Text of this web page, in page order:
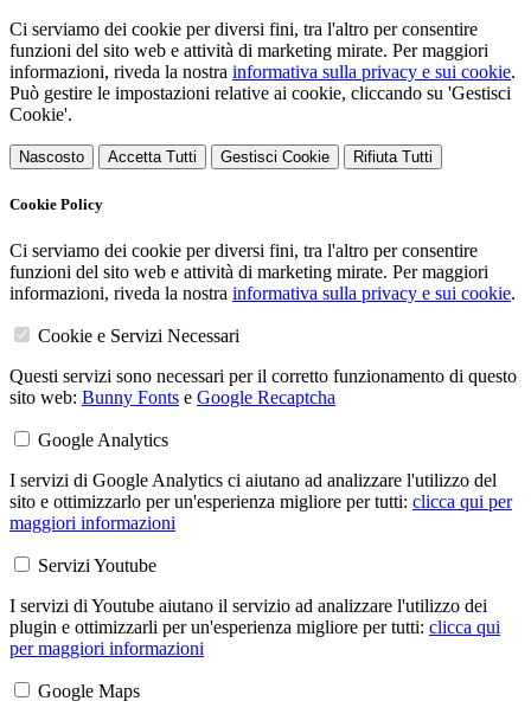
Ci serviamo dei cookie per diversi fini, tra l'altro per consentire
funzioni del sito web e attività di marketing mirate. Per maggiori
informazioni, riveda la nostra informativa sulla privacy e sui cookie.
Può gestire le impostazioni relative ai cookie, cliccando su 'Gestisci
Cookie'.
Nascosto Accetta Tutti Gestisci Cookie Rifiuta Tutti
Cookie Policy
Ci serviamo dei cookie per diversi fini, tra l'altro per consentire
funzioni del sito web e attività di marketing mirate. Per maggiori
informazioni, riveda la nostra informativa sulla privacy e sui cookie.
Cookie e Servizi Necessari
Questi servizi sono necessari per il corretto funzionamento di questo
sito web: Bunny Fonts e Google Recaptcha
Google Analytics
I servizi di Google Analytics ci aiutano ad analizzare l'utilizzo del
sito e ottimizzarlo per un'esperienza migliore per tutti: clicca qui per
maggiori informazioni
Servizi Youtube
I servizi di Youtube aiutano il servizio ad analizzare l'utilizzo dei
plugin e ottimizzarli per un'esperienza migliore per tutti: clicca qui
per maggiori informazioni
Google Maps